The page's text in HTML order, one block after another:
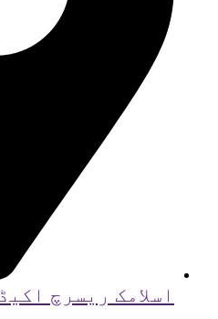
اسلامک ریسرچ اکیڈمی